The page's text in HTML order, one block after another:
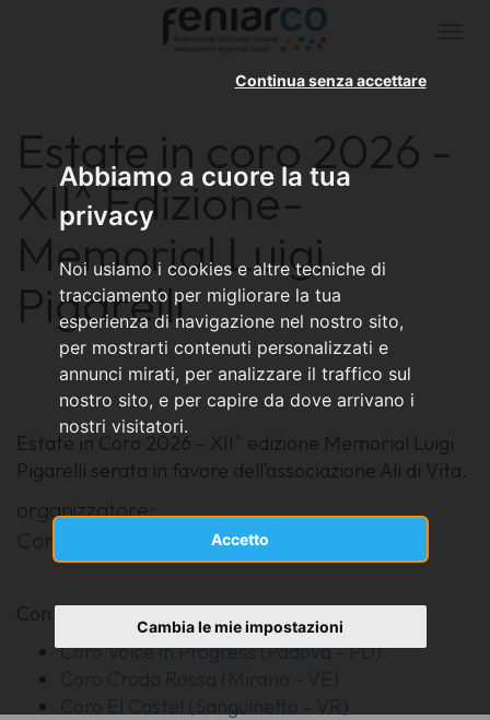
Abbiamo a cuore la tua
privacy
Noi usiamo i cookies e altre tecniche di
tracciamento per migliorare la tua
esperienza di navigazione nel nostro sito,
per mostrarti contenuti personalizzati e
annunci mirati, per analizzare il traffico sul
nostro sito, e per capire da dove arrivano i
nostri visitatori.
Accetto
Continua senza accettare
Cambia le mie impostazioni
Estate in coro 2026 -
XII^ Edizione-
Memorial Luigi
Pigarelli
Estate in Coro 2026 – XII^ edizione Memorial Luigi
Pigarelli serata in favore dell’associazione Ali di Vita.
organizzatore:
Coro Voice in Progress
Con la partecipazione di
Coro Voice in Progress (Padova - PD)
Coro Croda Rossa (Mirano - VE)
Coro El Castel (Sanguinetto - VR)